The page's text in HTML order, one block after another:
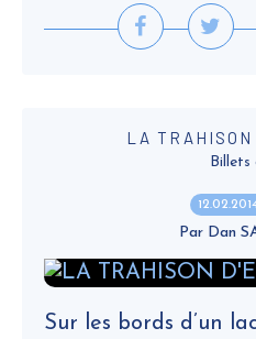
LA
Billets
Par Dan
Sur les bords d’un